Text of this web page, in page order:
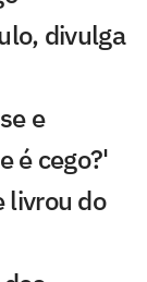
divulga
e
é cego?'
livrou do